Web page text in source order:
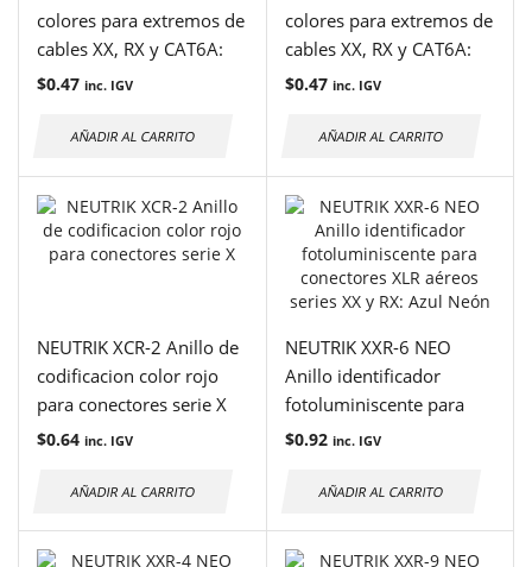
colores para extremos de
cables XX, RX y CAT6A:
azul
$0.47 inc. IGV
AÑADIR AL CARRITO
colores para extremos de
cables XX, RX y CAT6A:
morado
$0.47 inc. IGV
AÑADIR AL CARRITO
NEUTRIK XCR-2 Anillo de
codificacion color rojo
para conectores serie X
$0.64 inc. IGV
AÑADIR AL CARRITO
NEUTRIK XXR-6 NEO
Anillo identificador
fotoluminiscente para
conectores XLR aéreos
$0.92 inc. IGV
AÑADIR AL CARRITO